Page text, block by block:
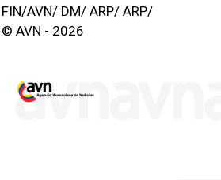
FIN/AVN/ DM/ ARP/ ARP/
© AVN - 2026